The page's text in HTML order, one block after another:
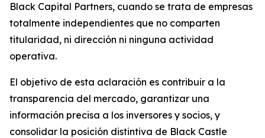
Black Capital Partners, cuando se trata de empresas
totalmente independientes que no comparten
titularidad, ni dirección ni ninguna actividad
operativa.
El objetivo de esta aclaración es contribuir a la
transparencia del mercado, garantizar una
información precisa a los inversores y socios, y
consolidar la posición distintiva de Black Castle